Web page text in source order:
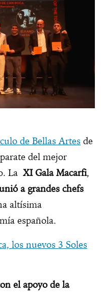
de Bellas Artes de
del mejor
La XI Gala Macarfi,
a grandes chefs
altísima
española.
los nuevos 3 Soles
el apoyo de la